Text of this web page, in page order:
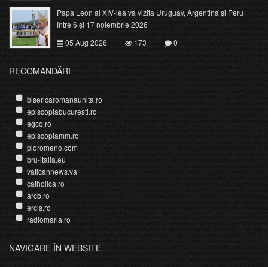
Papa Leon al XIV-lea va vizita Uruguay, Argentina și Peru
între 6 și 17 noiembrie 2026
05 Aug 2026
173 0
RECOMANDĂRI
bisericaromanaunita.ro
episcopiabucuresti.ro
egco.ro
episcopiamm.ro
pioromeno.com
bru-italia.eu
vaticannews.va
catholica.ro
arcb.ro
ercis.ro
radiomaria.ro
NAVIGARE ÎN WEBSITE